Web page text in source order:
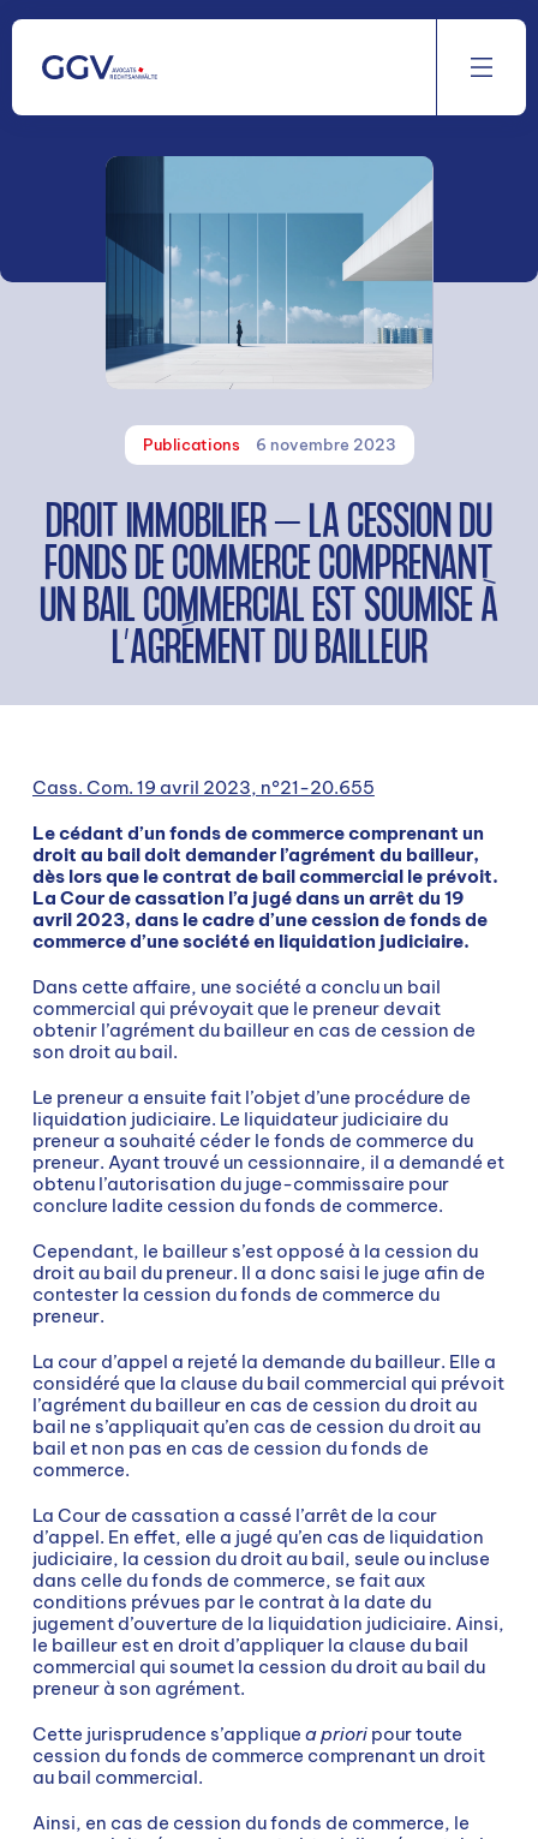
au
contenu
Publications 6 novembre 2023
DROIT IMMOBILIER – LA CESSION DU
FONDS DE COMMERCE COMPRENANT
UN BAIL COMMERCIAL EST SOUMISE À
L’AGRÉMENT DU BAILLEUR
Cass. Com. 19 avril 2023, n°21-20.655
Le cédant d’un fonds de commerce comprenant un
droit au bail doit demander l’agrément du bailleur,
dès lors que le contrat de bail commercial le prévoit.
La Cour de cassation l’a jugé dans un arrêt du 19
avril 2023, dans le cadre d’une cession de fonds de
commerce d’une société en liquidation judiciaire.
Dans cette affaire, une société a conclu un bail
commercial qui prévoyait que le preneur devait
obtenir l’agrément du bailleur en cas de cession de
son droit au bail.
Le preneur a ensuite fait l’objet d’une procédure de
liquidation judiciaire. Le liquidateur judiciaire du
preneur a souhaité céder le fonds de commerce du
preneur. Ayant trouvé un cessionnaire, il a demandé et
obtenu l’autorisation du juge-commissaire pour
conclure ladite cession du fonds de commerce.
Cependant, le bailleur s’est opposé à la cession du
droit au bail du preneur. Il a donc saisi le juge afin de
contester la cession du fonds de commerce du
preneur.
La cour d’appel a rejeté la demande du bailleur. Elle a
considéré que la clause du bail commercial qui prévoit
l’agrément du bailleur en cas de cession du droit au
bail ne s’appliquait qu’en cas de cession du droit au
bail et non pas en cas de cession du fonds de
commerce.
La Cour de cassation a cassé l’arrêt de la cour
d’appel. En effet, elle a jugé qu’en cas de liquidation
judiciaire, la cession du droit au bail, seule ou incluse
dans celle du fonds de commerce, se fait aux
conditions prévues par le contrat à la date du
jugement d’ouverture de la liquidation judiciaire. Ainsi,
le bailleur est en droit d’appliquer la clause du bail
commercial qui soumet la cession du droit au bail du
preneur à son agrément.
Cette jurisprudence s’applique a prioripour toute
cession du fonds de commerce comprenant un droit
au bail commercial.
Ainsi, en cas de cession du fonds de commerce, le